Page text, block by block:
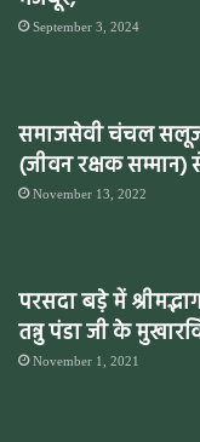
September 3, 2024
समाजसेवी चंचल
(जीवन रक्षक सम्मान)
November 13, 2022
परसदा बडे़ में
तन्नु पंडा जी के
November 1, 2021